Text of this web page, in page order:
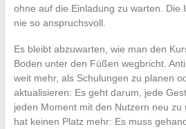
ohne auf die Einladung zu warten. Die
nie so anspruchsvoll.
Es bleibt abzuwarten, wie man den
Boden unter den Füßen wegbricht.
weit mehr, als Schulungen zu planen
aktualisieren: Es geht darum, jede
jeden Moment mit den Nutzern neu zu
hat keinen Platz mehr: Es muss